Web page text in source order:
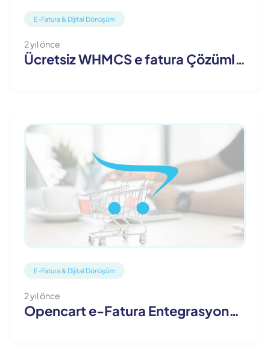
E-Fatura & Dijital Dönüşüm
2 yıl önce
Ücretsiz WHMCS e fatura Çözümleri
E-Fatura & Dijital Dönüşüm
2 yıl önce
Opencart e-Fatura Entegrasyonu ile Dijital Faturalandırma